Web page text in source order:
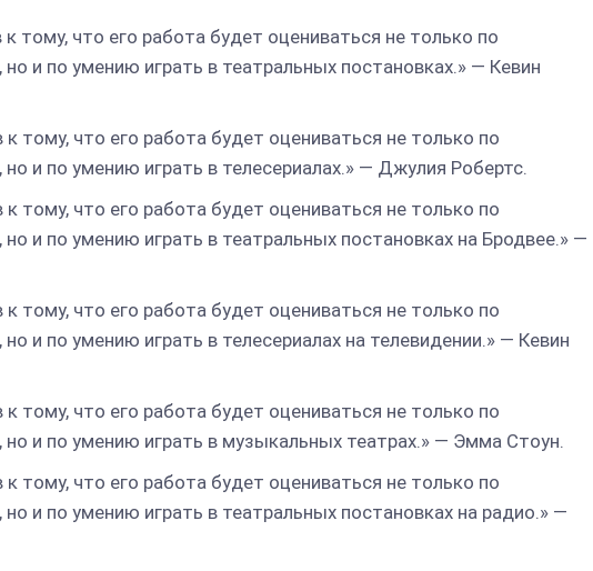
тому, что его работа будет оцениваться не только по
и по умению играть в театральных постановках.» — Кевин
тому, что его работа будет оцениваться не только по
и по умению играть в телесериалах.» — Джулия Робертс.
тому, что его работа будет оцениваться не только по
и по умению играть в театральных постановках на Бродвее.» —
тому, что его работа будет оцениваться не только по
и по умению играть в телесериалах на телевидении.» — Кевин
тому, что его работа будет оцениваться не только по
но и по умению играть в музыкальных театрах.» — Эмма Стоун.
тому, что его работа будет оцениваться не только по
и по умению играть в театральных постановках на радио.» —